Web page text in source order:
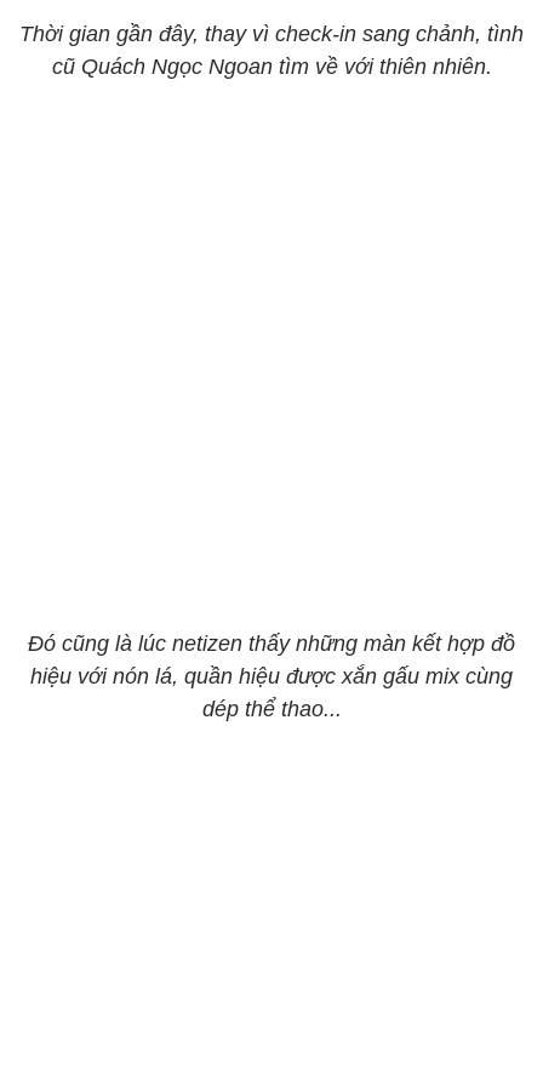
Thời gian gần đây, thay vì check-in sang chảnh, tình
cũ Quách Ngọc Ngoan tìm về với thiên nhiên.
Đó cũng là lúc netizen thấy những màn kết hợp đồ
hiệu với nón lá, quần hiệu được xắn gấu mix cùng
dép thể thao...